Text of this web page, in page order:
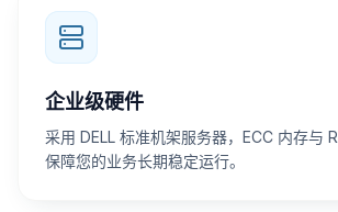
企业级硬件
采用 DELL 标准机架服务器，ECC 内存与
保障您的业务长期稳定运行。